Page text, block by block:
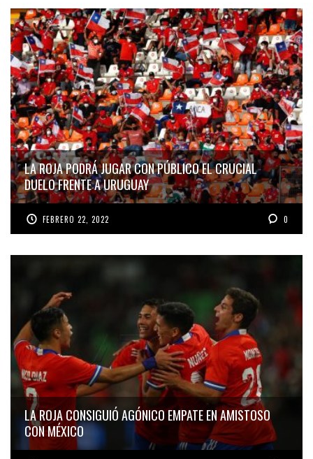
LA ROJA PODRÁ JUGAR CON PÚBLICO EL CRUCIAL
DUELO FRENTE A URUGUAY
FEBRERO 22, 2022 0
LA ROJA CONSIGUIÓ AGÓNICO EMPATE EN AMISTOSO
CON MÉXICO